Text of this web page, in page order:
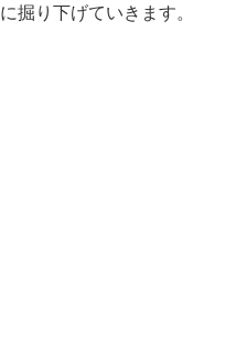
に掘り下げていきます。